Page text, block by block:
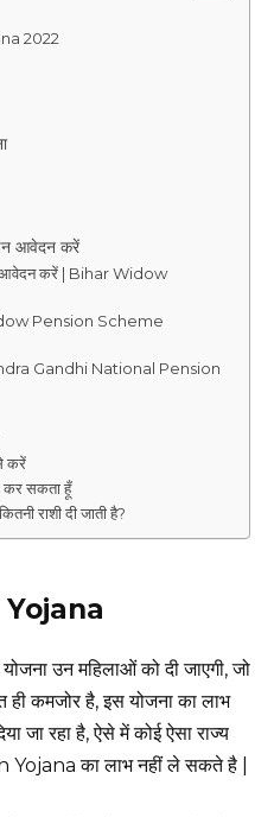
2022
आवेदन करें
आवेदन करें | Bihar Widow
Pension Scheme
Indra Gandhi National Pension
करें
कर सकता हूँ
राशी दी जाती है?
उन महिलाओं को दी जाएगी, जो
कमजोर है, इस योजना का लाभ
जा रहा है, ऐसे में कोई ऐसा राज्य
का लाभ नहीं ले सकते है |